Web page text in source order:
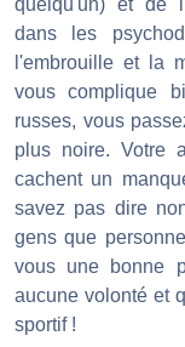
quelqu'un) et de
dans les
l'embrouille et la
vous complique
russes, vous
plus noire. Votre
cachent un
savez pas dire
gens que
vous une bonne
aucune volonté et
sportif !